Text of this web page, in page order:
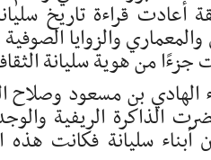
قراءة تاريخ
والزوايا
جزءًا من هوية سليانة
الهادي بن مسعود
الذاكرة الريفية
أبناء سليانة فكانت